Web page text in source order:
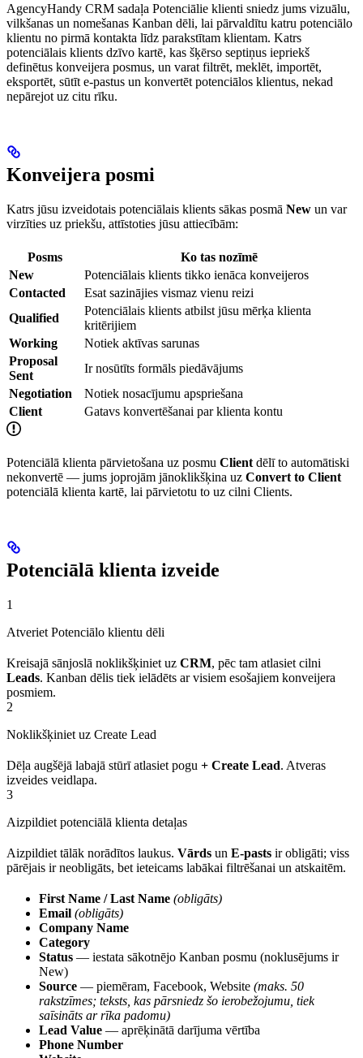
AgencyHandy CRM sadaļa Potenciālie klienti sniedz jums vizuālu,
vilkšanas un nomešanas Kanban dēli, lai pārvaldītu katru potenciālo
klientu no pirmā kontakta līdz parakstītam klientam. Katrs
potenciālais klients dzīvo kartē, kas šķērso septiņus iepriekš
definētus konveijera posmus, un varat filtrēt, meklēt, importēt,
eksportēt, sūtīt e-pastus un konvertēt potenciālos klientus, nekad
nepārejot uz citu rīku.
Konveijera posmi
Katrs jūsu izveidotais potenciālais klients sākas posmā New un var
virzīties uz priekšu, attīstoties jūsu attiecībām:
Posms
Ko tas nozīmē
New
Potenciālais klients tikko ienāca konveijeros
Contacted
Esat sazinājies vismaz vienu reizi
Qualified
Potenciālais klients atbilst jūsu mērķa klienta
kritērijiem
Working
Notiek aktīvas sarunas
Proposal
Sent
Ir nosūtīts formāls piedāvājums
Negotiation
Notiek nosacījumu apspriešana
Client
Gatavs konvertēšanai par klienta kontu
Potenciālā klienta pārvietošana uz posmu Client dēlī to automātiski
nekonvertē — jums joprojām jānoklikšķina uz Convert to Client
potenciālā klienta kartē, lai pārvietotu to uz cilni Clients.
Potenciālā klienta izveide
1
Atveriet Potenciālo klientu dēli
Kreisajā sānjoslā noklikšķiniet uz CRM, pēc tam atlasiet cilni
Leads. Kanban dēlis tiek ielādēts ar visiem esošajiem konveijera
posmiem.
2
Noklikšķiniet uz Create Lead
Dēļa augšējā labajā stūrī atlasiet pogu + Create Lead. Atveras
izveides veidlapa.
3
Aizpildiet potenciālā klienta detaļas
Aizpildiet tālāk norādītos laukus. Vārds un E-pasts ir obligāti; viss
pārējais ir neobligāts, bet ieteicams labākai filtrēšanai un atskaitēm.
First Name / Last Name (obligāts)
Email (obligāts)
Company Name
Category
Status — iestata sākotnējo Kanban posmu (noklusējums ir
New)
Source — piemēram, Facebook, Website (maks. 50
rakstzīmes; teksts, kas pārsniedz šo ierobežojumu, tiek
saīsināts ar rīka padomu)
Lead Value — aprēķinātā darījuma vērtība
Phone Number